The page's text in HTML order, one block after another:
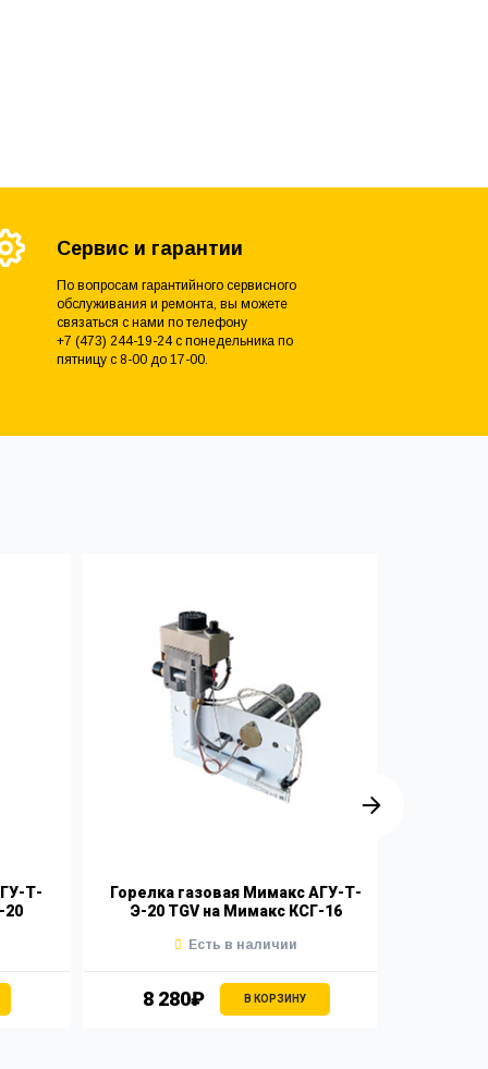
Сервис и гарантии
По вопросам гарантийного сервисного
обслуживания и ремонта, вы можете
связаться с нами по телефону
+7 (473) 244-19-24 с понедельника по
пятницу с 8-00 до 17-00.
Т-
20
Горелка газовая Мимакс АГУ-Т-
Э-20 TGV на Мимакс КСГ-16
8 280₽ В КОРЗИНУ
Есть в наличии